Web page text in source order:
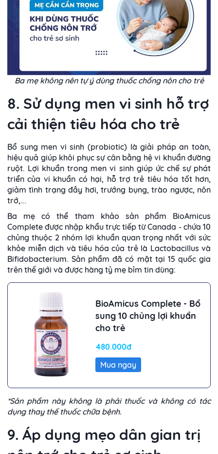
Ba mẹ không nên tự ý dùng thuốc chống nôn cho trẻ
8. Sử dụng men vi sinh hỗ trợ
cải thiện tiêu hóa cho trẻ
Bổ sung men vi sinh (probiotic) là giải pháp an toàn,
hiệu quả giúp khôi phục sự cân bằng hệ vi khuẩn đường
ruột. Lợi khuẩn trong men vi sinh giúp ức chế sự phát
triển của vi khuẩn có hại, hỗ trợ trẻ tiêu hóa tốt hơn,
giảm tình trạng đầy hơi, trướng bụng, trào ngược, nôn
trớ,...
Ba mẹ có thể tham khảo sản phẩm BioAmicus
Complete được nhập khẩu trực tiếp từ Canada - chứa 10
chủng thuộc 2 nhóm lợi khuẩn quan trọng nhất với sức
khỏe miễn dịch và tiêu hóa của trẻ là Lactobacillus và
Bifidobacterium. Sản phẩm đã có mặt tại 15 quốc gia
trên thế giới và được hàng tỷ mẹ bỉm tin dùng:
BioAmicus Complete - Bổ
sung 10 chủng lợi khuẩn
cho trẻ
480.000đ
Mua ngay
*Sản phẩm này không là phải thuốc và không có tác
dụng thay thế thuốc chữa bệnh.
9. Áp dụng mẹo dân gian trị